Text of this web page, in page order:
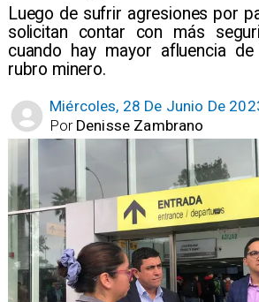
Luego de sufrir agresiones por
solicitan contar con más
cuando hay mayor afluencia de
rubro minero.
Miércoles, 28 De Junio De
Denisse Zambrano
Por